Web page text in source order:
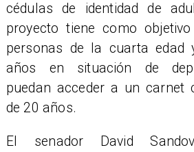
cédulas de identidad de
proyecto tiene como
personas de la cuarta edad
años en situación de
puedan acceder a un carnet
de 20 años.
El senador David